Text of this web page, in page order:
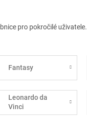
pro pokročilé uživatele.
Fantasy
Leonardo da
Vinci